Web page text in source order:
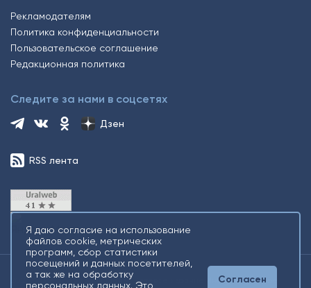
Рекламодателям
Политика конфиденциальности
Пользовательское соглашение
Редакционная политика
Следите за нами в соцсетях
Дзен
RSS лента
2026 © Все права защищены. Сетевое издание Информационное
Я даю согласие на использование
файлов cookie, метрических
программ, сбор статистики
посещений и данных посетителей,
а так же на обработку
персональных данных. Это
Согласен